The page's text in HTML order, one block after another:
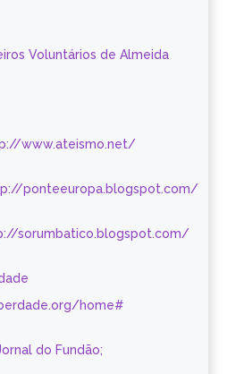
Voluntários de Almeida
www.ateismo.net/
ponteeuropa.blogspot.com/
sorumbatico.blogspot.com/
home#
do Fundão;